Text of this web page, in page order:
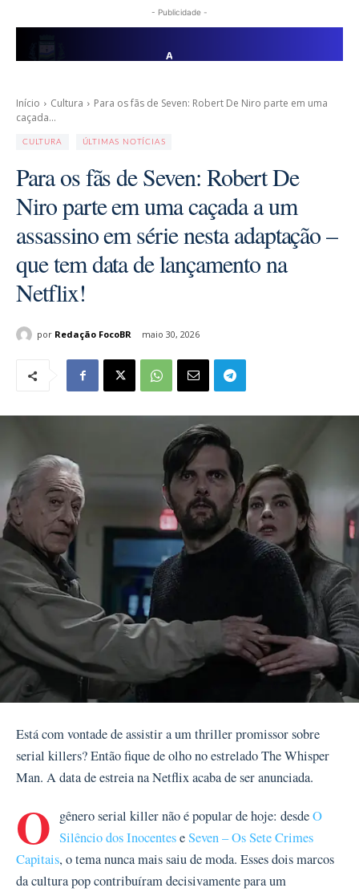
- Publicidade -
Início Cultura
Para os fãs de Seven: Robert De Niro parte em uma
caçada...
CULTURA ÚLTIMAS NOTÍCIAS
Para os fãs de Seven: Robert De
Niro parte em uma caçada a um
assassino em série nesta adaptação –
que tem data de lançamento na
Netflix!
por Redação FocoBR maio 30, 2026
Está com vontade de assistir a um thriller promissor sobre
serial killers? Então fique de olho no estrelado The Whisper
Man. A data de estreia na Netflix acaba de ser anunciada.
O gênero serial killer não é popular de hoje: desdeO
Silêncio dos InocenteseSeven – Os Sete Crimes
Capitais, o tema nunca mais saiu de moda. Esses dois marcos
da cultura pop contribuíram decisivamente para um